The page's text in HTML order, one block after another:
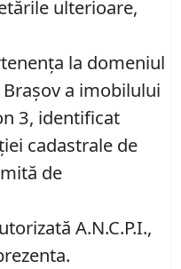
ulterioare,
la domeniul
a imobilului
3, identificat
cadastrale de
de
A.N.C.P.I.,